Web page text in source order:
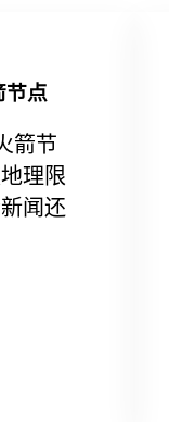
点
箭节
理限
闻还